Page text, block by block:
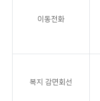
이동전화
복지 감면회선